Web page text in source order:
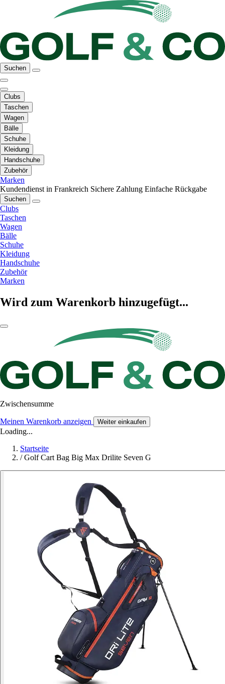
Suchen
Clubs
Taschen
Wagen
Bälle
Schuhe
Kleidung
Handschuhe
Zubehör
Marken
Kundendienst in Frankreich Sichere Zahlung Einfache Rückgabe
Suchen
Clubs
Taschen
Wagen
Bälle
Schuhe
Kleidung
Handschuhe
Zubehör
Marken
Wird zum Warenkorb hinzugefügt...
Zwischensumme
Meinen Warenkorb anzeigen Weiter einkaufen
Loading...
Startseite
/ Golf Cart Bag Big Max Drilite Seven G